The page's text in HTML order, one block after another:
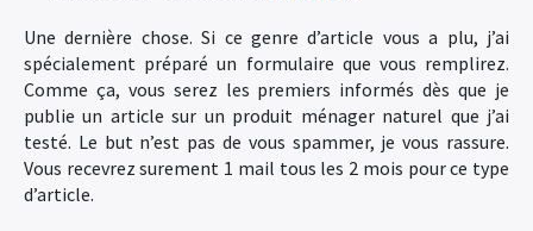
Une dernière chose. Si ce genre d’article vous a plu, j’ai
spécialement préparé un formulaire que vous remplirez.
Comme ça, vous serez les premiers informés dès que je
publie un article sur un produit ménager naturel que j’ai
testé. Le but n’est pas de vous spammer, je vous rassure.
Vous recevrez surement 1 mail tous les 2 mois pour ce type
d’article.